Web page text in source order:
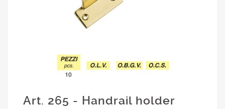
Art. 265 - Handrail holder